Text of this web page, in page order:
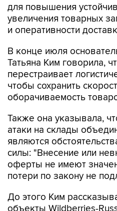
для повышения
увеличения товарных
и оперативности
В конце июля
Татьяна Ким говорила,
перестраивает
чтобы сохранить
оборачиваемость
Также она указывала,
атаки на склады
являются
силы: "Внесение или
оферты не имеют
потери по закону не
До этого Ким